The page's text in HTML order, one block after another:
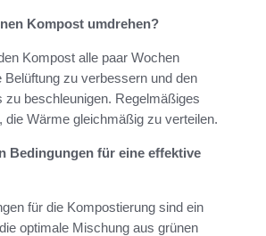
Kompost umdrehen?
Kompost alle paar Wochen
Belüftung zu verbessern und den
beschleunigen. Regelmäßiges
die Wärme gleichmäßig zu verteilen.
Bedingungen für eine effektive
für die Kompostierung sind ein
optimale Mischung aus grünen